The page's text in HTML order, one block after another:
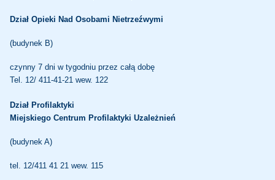
Dział Opieki Nad Osobami Nietrzeźwymi
(budynek B)
czynny 7 dni w tygodniu przez całą dobę
Tel. 12/ 411-41-21 wew. 122
Dział Profilaktyki
Miejskiego Centrum Profilaktyki Uzależnień
(budynek A)
tel. 12/411 41 21 wew. 115